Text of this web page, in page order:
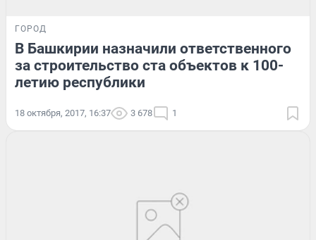
ГОРОД
В Башкирии назначили ответственного
за строительство ста объектов к 100-
летию республики
18 октября, 2017, 16:37 3 678 1